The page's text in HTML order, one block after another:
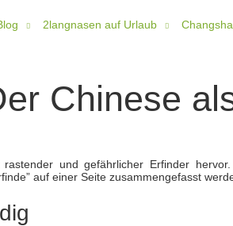
2langnasen auf Urlaub Changsha
Chinese
und gefährlicher Erfinder
auf einer Seite zusammengefasst